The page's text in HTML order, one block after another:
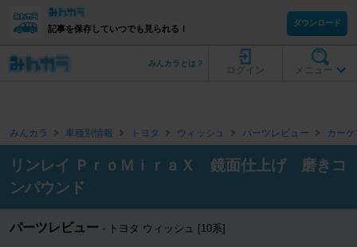
記事を保存していつでも見られる！
ダウンロード
メニュー
ログイン
みんカラとは？
みんカラ 車種別情報 トヨタ ウィッシュ パーツレビュー カー
リンレイ ＰｒｏＭｉｒａＸ 鏡面仕上げ 磨きコ
ンパウンド
パーツレビュー トヨタ ウィッシュ [10系]